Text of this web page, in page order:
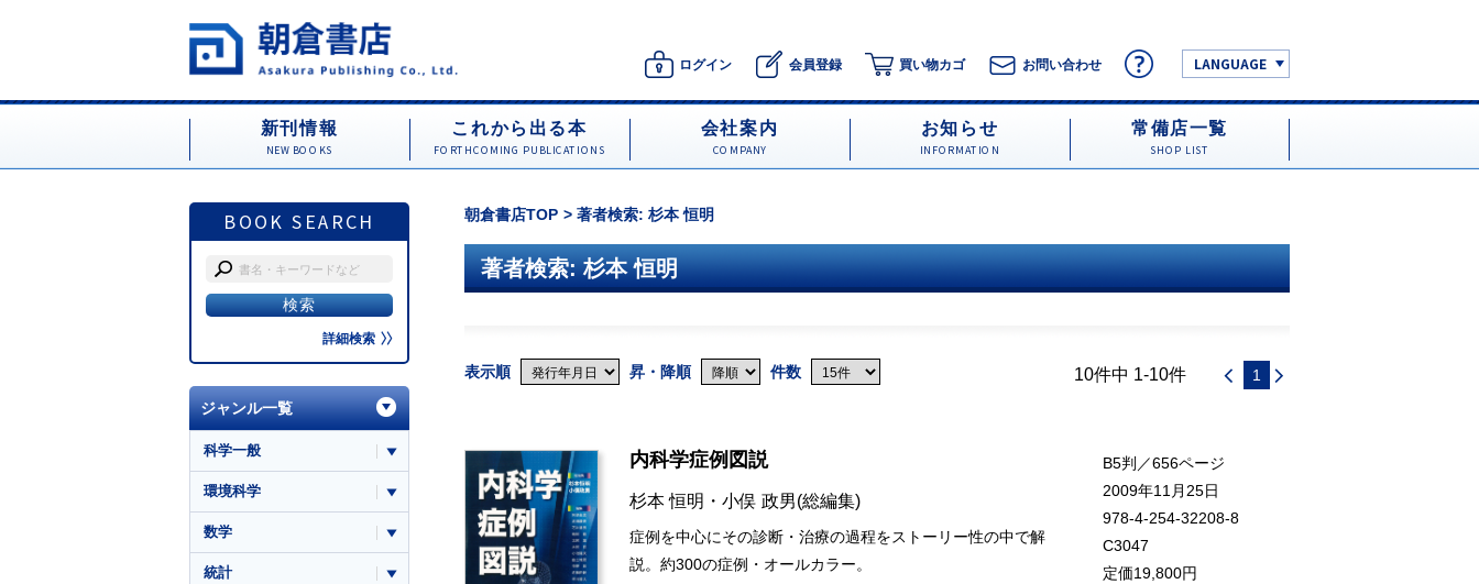
ログイン 会員登録 買い物カゴ お問い合わせ LANGUAGE
新刊情報
NEW BOOKS
これから出る本
FORTHCOMING PUBLICATIONS
会社案内
COMPANY
お知らせ
INFORMATION
常備店一覧
SHOP LIST
BOOK SEARCH
詳細検索
朝倉書店TOP 著者検索: 杉本 恒明
著者検索: 杉本 恒明
表示順 昇・降順 件数 10件中 1-10件 1
内科学症例図説
杉本 恒明 ・ 小俣 政男(総編集)
症例を中心にその診断・治療の過程をストーリー性の中で解
説。約300の症例・オールカラー。
B5判／656ページ
2009年11月25日
978-4-254-32208-8
C3047
定価19,800円
ジャンル一覧
科学一般
環境科学
数学
統計